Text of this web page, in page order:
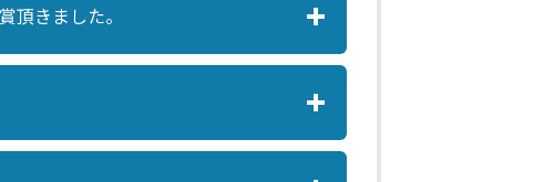
頂きました。